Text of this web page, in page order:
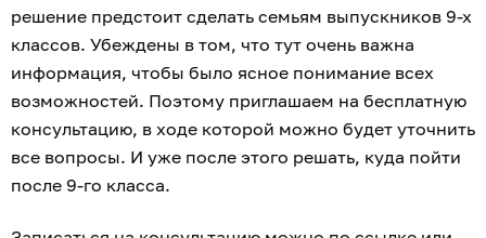
решение предстоит сделать семьям выпускников 9-х
классов. Убеждены в том, что тут очень важна
информация, чтобы было ясное понимание всех
возможностей. Поэтому приглашаем на бесплатную
консультацию, в ходе которой можно будет уточнить
все вопросы. И уже после этого решать, куда пойти
после 9-го класса.